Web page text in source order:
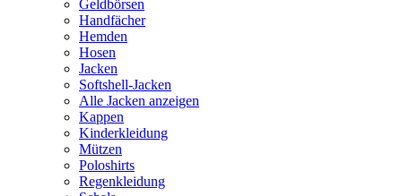
Geldbörsen
Handfächer
Hemden
Hosen
Jacken
Softshell-Jacken
Alle Jacken anzeigen
Kappen
Kinderkleidung
Mützen
Poloshirts
Regenkleidung